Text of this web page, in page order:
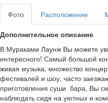
Фото Расположение
Дополнительное описание
В Мураками Лаунж Вы можете
интересного! Самый большой
живая музыка, множество
фестивалей и шоу, часто
приготовления суши бара, Вы
наблюдать сидя на уютных и